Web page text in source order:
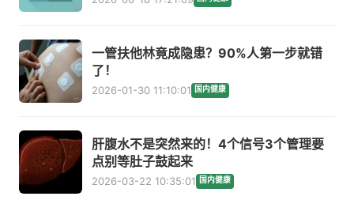
一管扶他林竟成隐患？90%人第一步就错
了！
2026-01-30 11:10:01 国内健康
肝腹水不是突然来的！4个信号3个管理要
点别等肚子鼓起来
2026-03-22 10:35:01 国内健康